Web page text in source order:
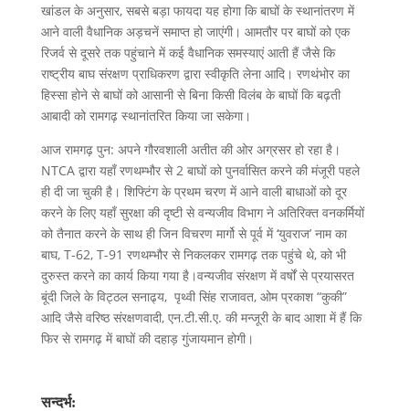
खांडल के अनुसार, सबसे बड़ा फायदा यह होगा कि बाघों के स्थानांतरण में
आने वाली वैधानिक अड़चनें समाप्त हो जाएंगी। आमतौर पर बाघों को एक
रिजर्व से दूसरे तक पहुंचाने में कई वैधानिक समस्याएं आती हैं जैसे कि
राष्ट्रीय बाघ संरक्षण प्राधिकरण द्वारा स्वीकृति लेना आदि। रणथंभोर का
हिस्सा होने से बाघों को आसानी से बिना किसी विलंब के बाघों कि बढ़ती
आबादी को रामगढ़ स्थानांतरित किया जा सकेगा।
आज रामगढ़ पुन: अपने गौरवशाली अतीत की ओर अग्रसर हो रहा है।
NTCA द्वारा यहाँ रणथम्भौर से 2 बाघों को पुनर्वासित करने की मंजूरी पहले
ही दी जा चुकी है। शिफ्टिंग के प्रथम चरण में आने वाली बाधाओं को दूर
करने के लिए यहाँ सुरक्षा की दृष्टी से वन्यजीव विभाग ने अतिरिक्त वनकर्मियों
को तैनात करने के साथ ही जिन विचरण मार्गो से पूर्व में ‘युवराज’ नाम का
बाघ, T-62, T-91 रणथम्भौर से निकलकर रामगढ़ तक पहुंचे थे, को भी
दुरुस्त करने का कार्य किया गया है।वन्यजीव संरक्षण में वर्षों से प्रयासरत
बूंदी जिले के विट्ठल सनाढ्य, पृथ्वी सिंह राजावत, ओम प्रकाश “कुकी”
आदि जैसे वरिष्ठ संरक्षणवादी, एन.टी.सी.ए. की मन्जूरी के बाद आशा में हैं कि
फिर से रामगढ़ में बाघों की दहाड़ गुंजायमान होगी।
सन्दर्भ: